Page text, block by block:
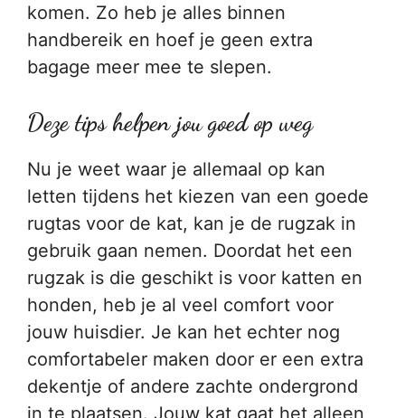
komen. Zo heb je alles binnen
handbereik en hoef je geen extra
bagage meer mee te slepen.
Deze tips helpen jou goed op weg
Nu je weet waar je allemaal op kan
letten tijdens het kiezen van een goede
rugtas voor de kat, kan je de rugzak in
gebruik gaan nemen. Doordat het een
rugzak is die geschikt is voor katten en
honden, heb je al veel comfort voor
jouw huisdier. Je kan het echter nog
comfortabeler maken door er een extra
dekentje of andere zachte ondergrond
in te plaatsen. Jouw kat gaat het alleen